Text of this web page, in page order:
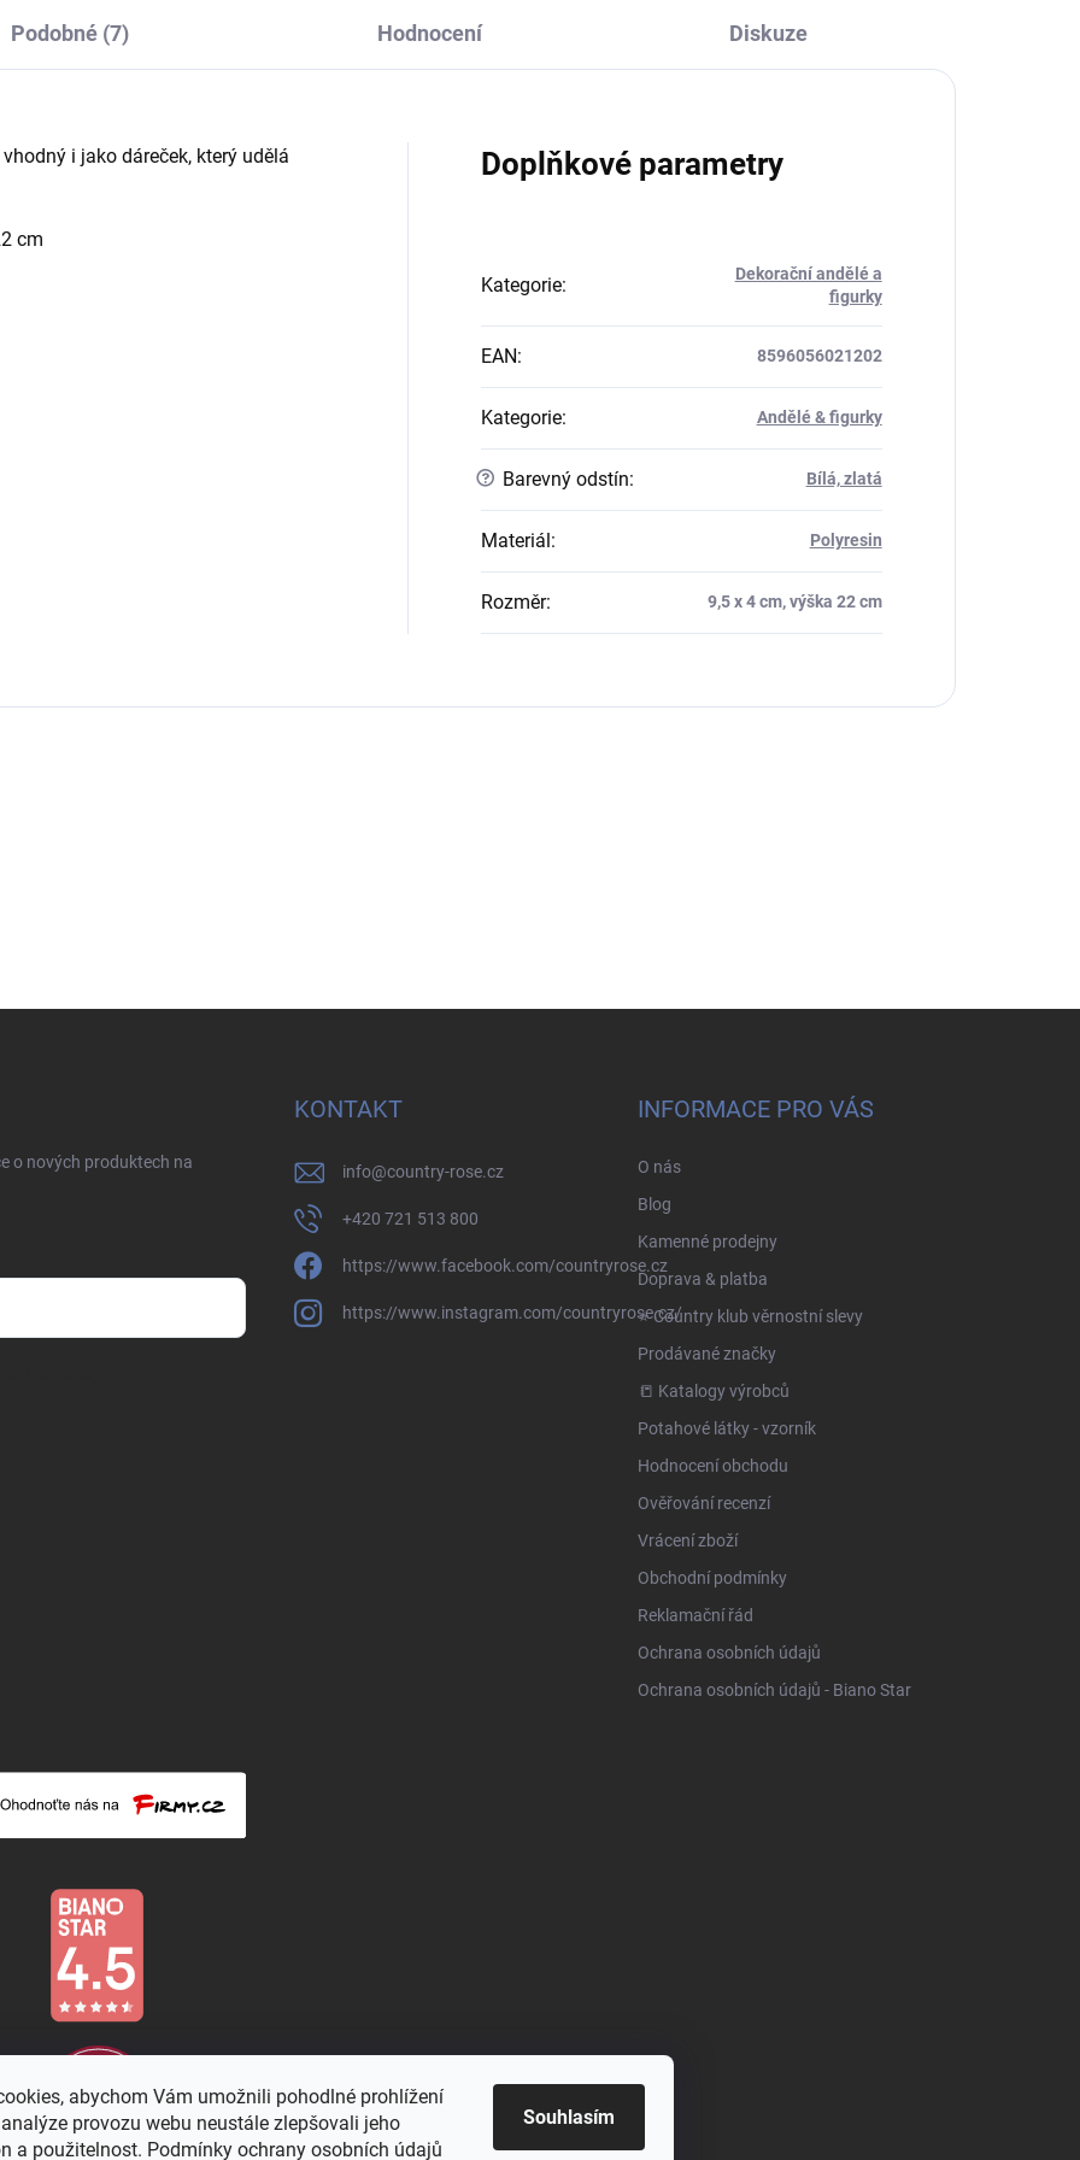
abychom Vám umožnili pohodlné prohlížení
provozu webu neustále zlepšovali jeho
a použitelnost. Podmínky ochrany osobních údajů
Souhlasím
Podobné (7) Hodnocení Diskuze
i jako dáreček, který udělá
cm
Doplňkové parametry
Kategorie:
Dekorační andělé a
figurky
EAN: 8596056021202
Kategorie: Andělé & figurky
? Barevný odstín: Bílá, zlatá
Materiál: Polyresin
Rozměr: 9,5 x 4 cm, výška 22 cm
o nových produktech na
KONTAKT
info@country-rose.cz
+420 721 513 800
https://www.facebook.com/countryrose.cz
https://www.instagram.com/countryrose.cz/
INFORMACE PRO VÁS
O nás
Blog
Kamenné prodejny
Doprava & platba
⭐️ Country klub věrnostní slevy
Prodávané značky
📒 Katalogy výrobců
Potahové látky - vzorník
Hodnocení obchodu
Ověřování recenzí
Vrácení zboží
Obchodní podmínky
Reklamační řád
Ochrana osobních údajů
Ochrana osobních údajů - Biano Star